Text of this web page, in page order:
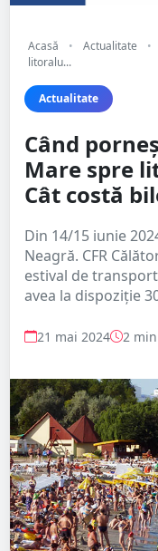
Acasă • Actualitate •
litoralu...
Actualitate
Când
Mare spre
Cât costă
Din 14/15 iunie
Neagră. CFR
estival de
avea la dispoziție
21 mai 2024 2